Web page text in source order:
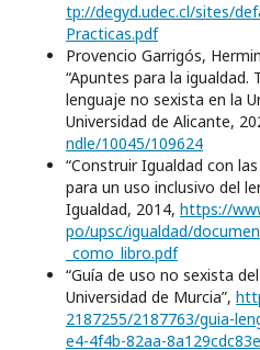
tp://degyd.udec.cl/sites/
Practicas.pdf
Provencio Garrigós,
“Apuntes para la igualdad.
lenguaje no sexista en la
Universidad de Alicante,
ndle/10045/109624
“Construir Igualdad con
para un uso inclusivo del
Igualdad, 2014, https://
po/upsc/igualdad/
_como_libro.pdf
“Guía de uso no sexista
Universidad de Murcia”,
2187255/2187763/guia-
e4-4f4b-82aa-